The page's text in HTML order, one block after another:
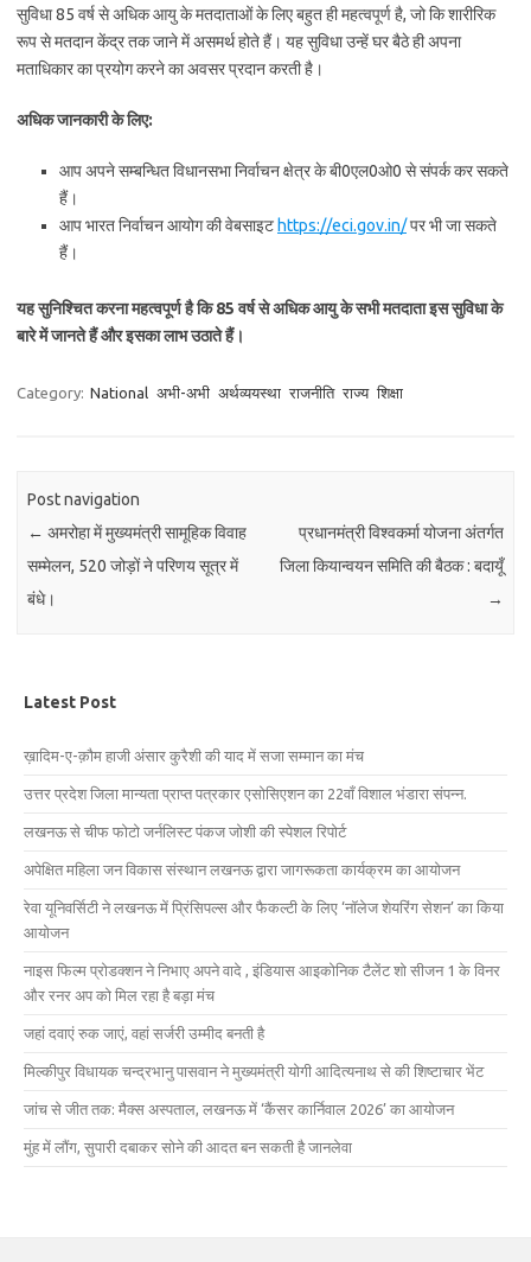
सुविधा 85 वर्ष से अधिक आयु के मतदाताओं के लिए बहुत ही महत्वपूर्ण है, जो कि शारीरिक
रूप से मतदान केंद्र तक जाने में असमर्थ होते हैं। यह सुविधा उन्हें घर बैठे ही अपना
मताधिकार का प्रयोग करने का अवसर प्रदान करती है।
अधिक जानकारी के लिए:
आप अपने सम्बन्धित विधानसभा निर्वाचन क्षेत्र के बी0एल0ओ0 से संपर्क कर सकते
हैं।
आप भारत निर्वाचन आयोग की वेबसाइट https://eci.gov.in/पर भी जा सकते
हैं।
यह सुनिश्चित करना महत्वपूर्ण है कि 85 वर्ष से अधिक आयु के सभी मतदाता इस सुविधा के
बारे में जानते हैं और इसका लाभ उठाते हैं।
Category: National अभी-अभी अर्थव्ययस्था राजनीति राज्य शिक्षा
Post navigation
← अमरोहा में मुख्यमंत्री सामूहिक विवाह
सम्मेलन, 520 जोड़ों ने परिणय सूत्र में
बंधे।
प्रधानमंत्री विश्वकर्मा योजना अंतर्गत
जिला कियान्वयन समिति की बैठक : बदायूँ
→
Latest Post
ख़ादिम-ए-क़ौम हाजी अंसार कुरैशी की याद में सजा सम्मान का मंच
उत्तर प्रदेश जिला मान्यता प्राप्त पत्रकार एसोसिएशन का 22वाँ विशाल भंडारा संपन्न.
लखनऊ से चीफ फोटो जर्नलिस्ट पंकज जोशी की स्पेशल रिपोर्ट
अपेक्षित महिला जन विकास संस्थान लखनऊ द्वारा जागरूकता कार्यक्रम का आयोजन
रेवा यूनिवर्सिटी ने लखनऊ में प्रिंसिपल्स और फैकल्टी के लिए ‘नॉलेज शेयरिंग सेशन’ का किया
आयोजन
नाइस फिल्म प्रोडक्शन ने निभाए अपने वादे , इंडियास आइकोनिक टैलेंट शो सीजन 1 के विनर
और रनर अप को मिल रहा है बड़ा मंच
जहां दवाएं रुक जाएं, वहां सर्जरी उम्मीद बनती है
मिल्कीपुर विधायक चन्द्रभानु पासवान ने मुख्यमंत्री योगी आदित्यनाथ से की शिष्टाचार भेंट
जांच से जीत तक: मैक्स अस्पताल, लखनऊ में ‘कैंसर कार्निवाल 2026’ का आयोजन
मुंह में लौंग, सुपारी दबाकर सोने की आदत बन सकती है जानलेवा